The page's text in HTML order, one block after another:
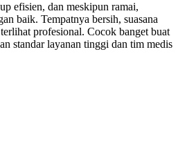
efisien, dan meskipun ramai,
baik. Tempatnya bersih, suasana
profesional. Cocok banget buat
standar layanan tinggi dan tim medis